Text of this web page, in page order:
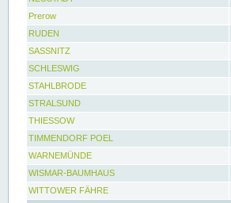
Prerow
RUDEN
SASSNITZ
SCHLESWIG
STAHLBRODE
STRALSUND
THIESSOW
TIMMENDORF POEL
WARNEMÜNDE
WISMAR-BAUMHAUS
WITTOWER FÄHRE